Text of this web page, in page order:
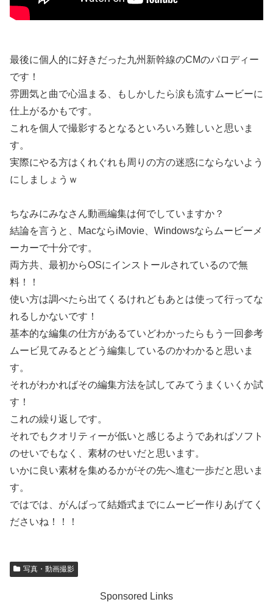
最後に個人的に好きだった九州新幹線のCMのパロディー
です！
雰囲気と曲で心温まる、もしかしたら涙も流すムービーに
仕上がるかもです。
これを個人で撮影するとなるといろいろ難しいと思いま
す。
実際にやる方はくれぐれも周りの方の迷惑にならないよう
にしましょうｗ
ちなみにみなさん動画編集は何でしていますか？
結論を言うと、MacならiMovie、Windowsならムービーメ
ーカーで十分です。
両方共、最初からOSにインストールされているので無
料！！
使い方は調べたら出てくるけれどもあとは使って行ってな
れるしかないです！
基本的な編集の仕方があるていどわかったらもう一回参考
ムービ見てみるとどう編集しているのかわかると思いま
す。
それがわかればその編集方法を試してみてうまくいくか試
す！
これの繰り返しです。
それでもクオリティーが低いと感じるようであればソフト
のせいでもなく、素材のせいだと思います。
いかに良い素材を集めるかがその先へ進む一歩だと思いま
す。
ではでは、がんばって結婚式までにムービー作りあげてく
ださいね！！！
写真・動画撮影
Sponsored Links